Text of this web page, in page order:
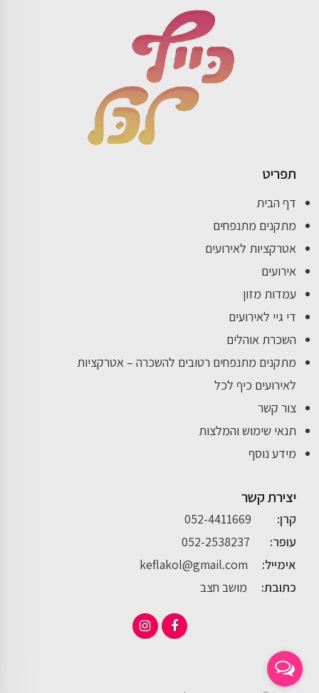
תפריט
דף הבית
מתקנים מתנפחים
אטרקציות לאירועים
אירועים
עמדות מזון
די גיי לאירועים
השכרת אוהלים
מתקנים מתנפחים רטובים להשכרה – אטרקציות
לאירועים כיף לכל
צור קשר
תנאי שימוש והמלצות
מידע נוסף
יצירת קשר
קרן:
052-4411669
עופר:
052-2538237
אימייל:
keflakol@gmail.com
כתובת: מושב חצב